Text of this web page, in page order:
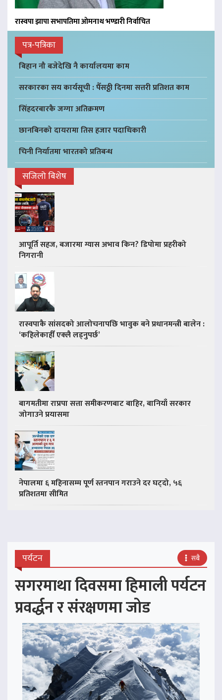
रास्वपा झापा सभापतिमा ओमनाथ भण्डारी निर्वाचित
पत्र-पत्रिका
बिहान नौ बजेदेखि नै कार्यालयमा काम
सरकारका सय कार्यसूची : पैँसठ्ठी दिनमा सत्तरी प्रतिशत काम
सिंहदरबारकै जग्गा अतिक्रमण
छानबिनको दायरामा तिस हजार पदाधिकारी
चिनी निर्यातमा भारतको प्रतिबन्ध
सजिलो बिशेष
आपूर्ति सहज, बजारमा ग्यास अभाव किन? डिपोमा प्रहरीको
निगरानी
रास्वपाकै सांसदको आलोचनापछि भावुक बने प्रधानमन्त्री बालेन :
‘कहिलेकाहीँ एक्लै लड्नुपर्छ’
बागमतीमा राप्रपा सत्ता समीकरणबाट बाहिर, बानियाँ सरकार
जोगाउने प्रयासमा
नेपालमा ६ महिनासम्म पूर्ण स्तनपान गराउने दर घट्दो, ५६
प्रतिशतमा सीमित
पर्यटन सबै
सगरमाथा दिवसमा हिमाली पर्यटन
प्रवर्द्धन र संरक्षणमा जोड